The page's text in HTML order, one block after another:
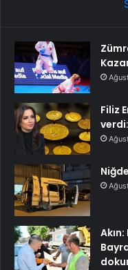
Filiz